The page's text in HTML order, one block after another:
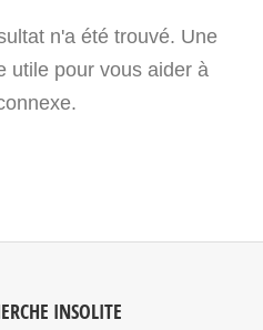
n'a été trouvé. Une
utile pour vous aider à
INSOLITE